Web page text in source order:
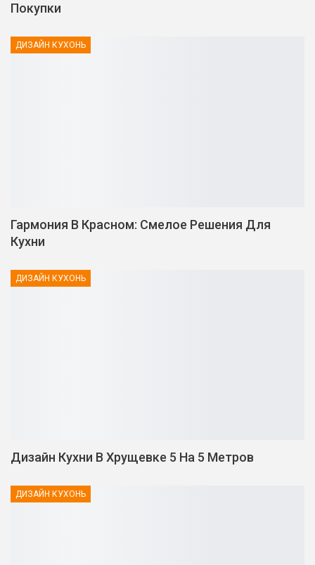
Покупки
ДИЗАЙН КУХОНЬ
Гармония В Красном: Смелое Решения Для
Кухни
ДИЗАЙН КУХОНЬ
Дизайн Кухни В Хрущевке 5 На 5 Метров
ДИЗАЙН КУХОНЬ